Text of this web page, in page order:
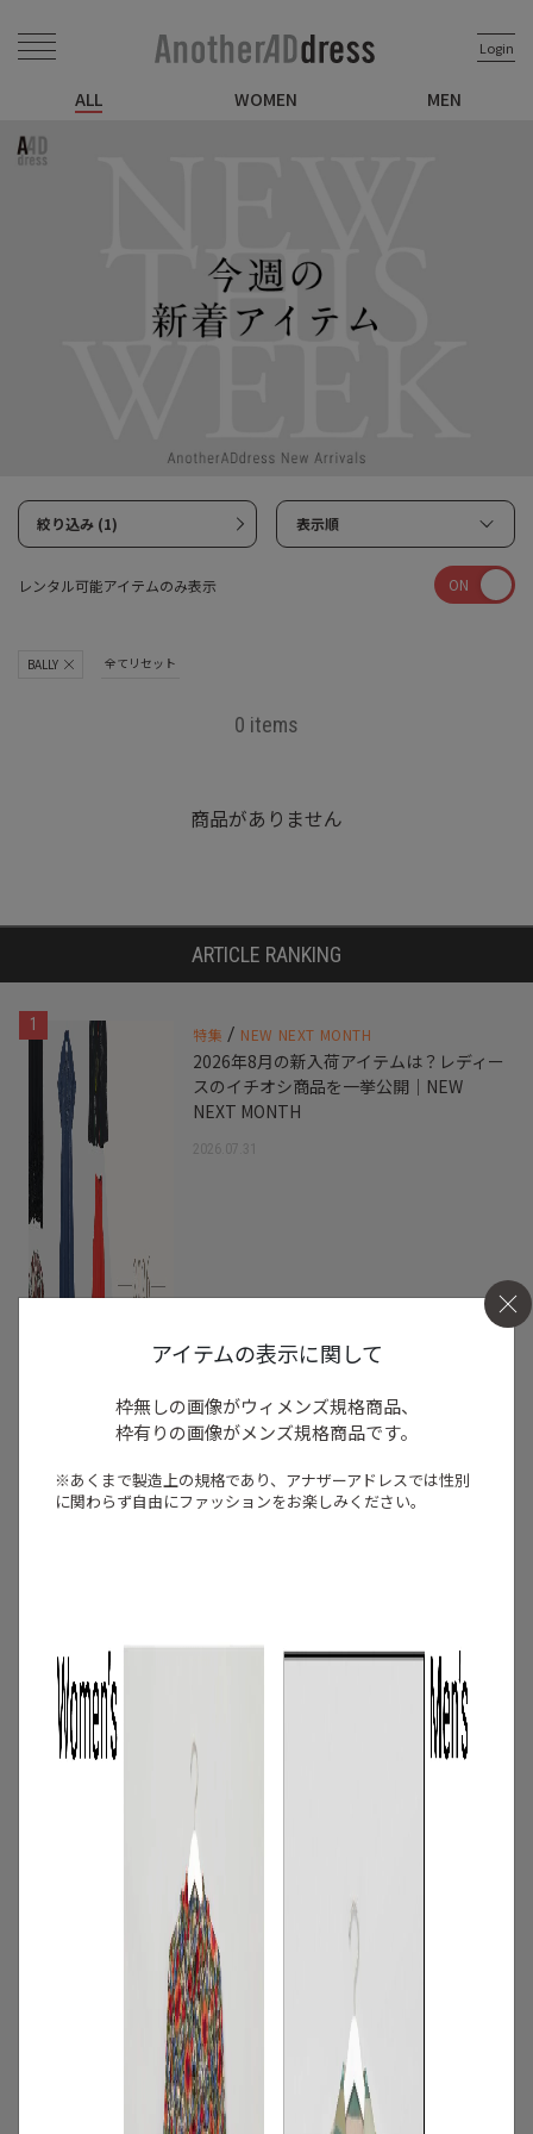
Login
ALL WOMEN MEN
絞り込み (1) 表示順
レンタル可能アイテムのみ表示 ON
BALLY 全てリセット
0 items
商品がありません
ARTICLE RANKING
1 特集 / NEW NEXT MONTH
2026年8月の新入荷アイテムは？レディー
スのイチオシ商品を一挙公開｜NEW
NEXT MONTH
2026.07.31
アイテムの表示に関して
枠無しの画像がウィメンズ規格商品、
枠有りの画像がメンズ規格商品です。
※あくまで製造上の規格であり、アナザーアドレスでは性別
に関わらず自由にファッションをお楽しみください。